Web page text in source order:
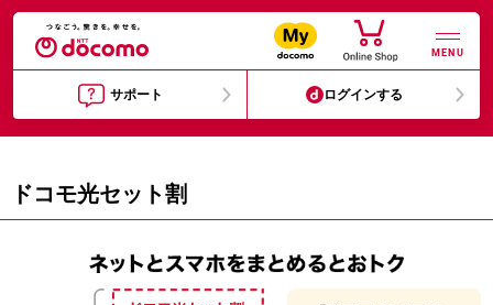
MENU
サポート ログインする
ドコモ光セット割